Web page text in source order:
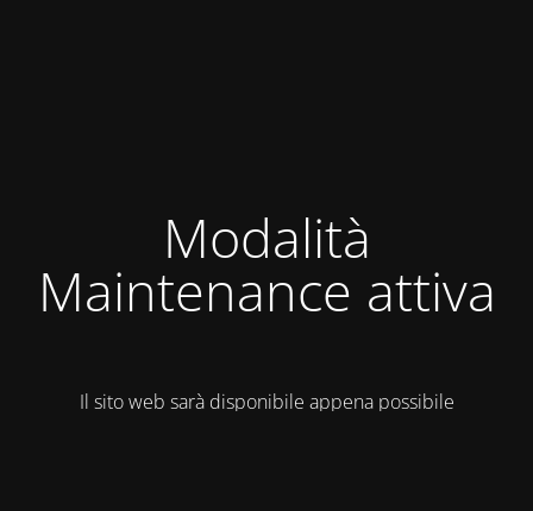
Modalità
Maintenance attiva
Il sito web sarà disponibile appena possibile